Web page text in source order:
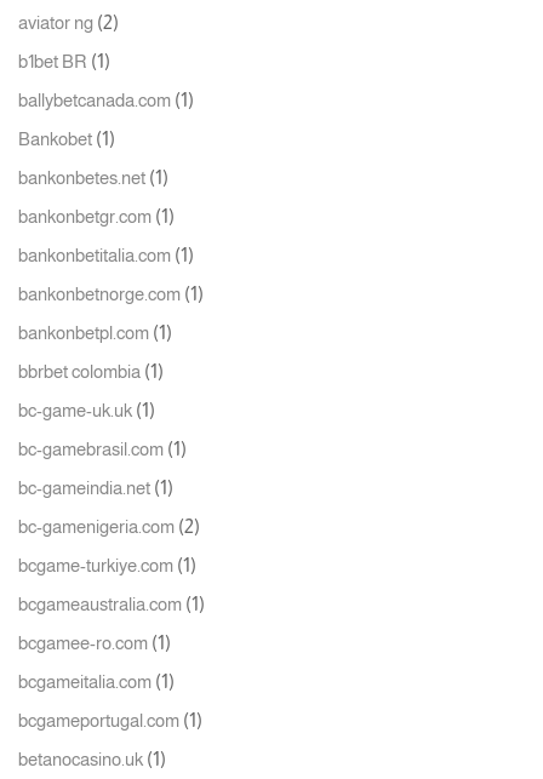
aviator ng (2)
b1bet BR (1)
ballybetcanada.com (1)
Bankobet (1)
bankonbetes.net (1)
bankonbetgr.com (1)
bankonbetitalia.com (1)
bankonbetnorge.com (1)
bankonbetpl.com (1)
bbrbet colombia (1)
bc-game-uk.uk (1)
bc-gamebrasil.com (1)
bc-gameindia.net (1)
bc-gamenigeria.com (2)
bcgame-turkiye.com (1)
bcgameaustralia.com (1)
bcgamee-ro.com (1)
bcgameitalia.com (1)
bcgameportugal.com (1)
betanocasino.uk (1)